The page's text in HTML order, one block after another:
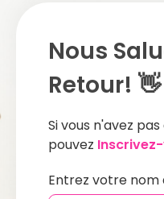
Nous
Retour! 👋
Si vous n'avez
pouvez
Entrez votre nom